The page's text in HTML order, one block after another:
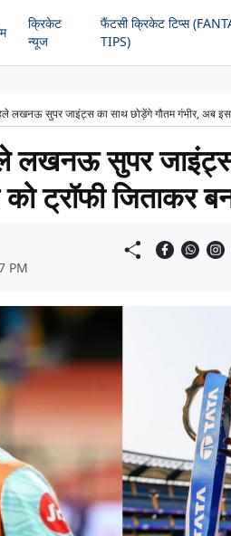
क्रिकेट
न्यूज
फैंटसी क्रिकेट टिप्स
TIPS)
लखनऊ सुपर जाइंट्स का साथ छोड़ेंगे गौतम गंभीर, अब इस
सुपर जाइंट्स
ट्रॉफी जिताकर
PM